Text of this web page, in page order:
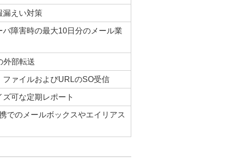
漏えい対策
障害時の最大10日分のメール業
外部転送
ァイルおよびURLのSO受信
可な定期レポート
でのメールボックスやエイリアス